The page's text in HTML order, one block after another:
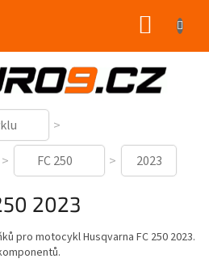
FC 250 2023
2023
pro motocykl Husqvarna FC 250 2023.